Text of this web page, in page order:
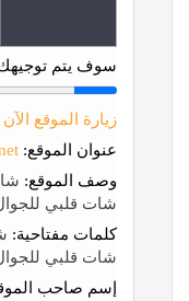
سوف يتم توجيهك إلى
زيارة الموقع الآن
عنوان الموقع:
وصف الموقع:
شات قلبي
كلمات مفتاحية:
شات قلبي
إسم صاحب